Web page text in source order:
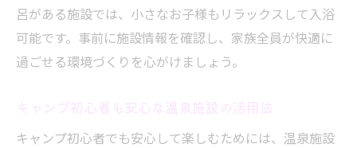
呂がある施設では、小さなお子様もリラックスして入浴
可能です。事前に施設情報を確認し、家族全員が快適に
過ごせる環境づくりを心がけましょう。
キャンプ初心者でも安心して楽しむためには、温泉施設